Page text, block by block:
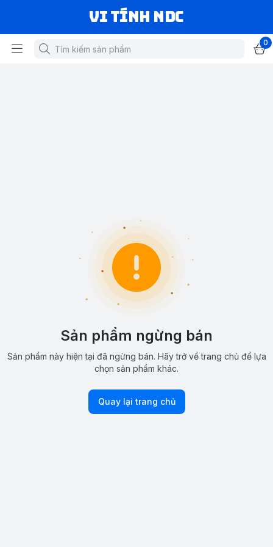
VI TÍNH NDC
0
Sản phẩm ngừng bán
Sản phẩm này hiện tại đã ngừng bán. Hãy trở về trang chủ để lựa
chọn sản phẩm khác.
Quay lại trang chủ